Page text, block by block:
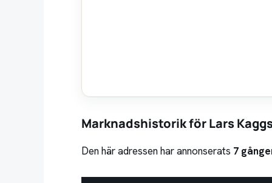
Marknadshistorik för Lars
Den här adressen har annonserats 7